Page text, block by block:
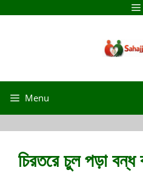
Menu
চিরতরে চুল পড়া বন্ধ